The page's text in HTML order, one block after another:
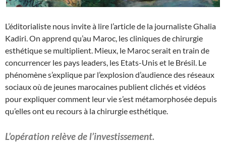
L’éditorialiste nous invite à lire l’article de la journaliste Ghalia
Kadiri. On apprend qu’au Maroc, les cliniques de chirurgie
esthétique se multiplient. Mieux, le Maroc serait en train de
concurrencer les pays leaders, les Etats-Unis et le Brésil. Le
phénomène s’explique par l’explosion d’audience des réseaux
sociaux où de jeunes marocaines publient clichés et vidéos
pour expliquer comment leur vie s’est métamorphosée depuis
qu’elles ont eu recours à la chirurgie esthétique.
L’opération relève de l’investissement.